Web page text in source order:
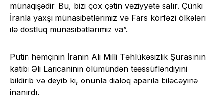
münaqişədir. Bu, bizi çox çətin vəziyyətə salır. Çünki
İranla yaxşı münasibətlərimiz və Fars körfəzi ölkələri
ilə dostluq münasibətlərimiz va”.
Putin həmçinin İranın Ali Milli Təhlükəsizlik Şurasının
katibi Əli Laricaninin ölümündən təəssüfləndiyini
bildirib və deyib ki, onunla dialoq aparıla biləcəyinə
inanırdı.